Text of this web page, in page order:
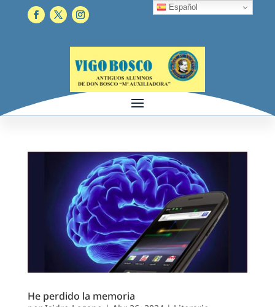
He perdido la memoria
Español